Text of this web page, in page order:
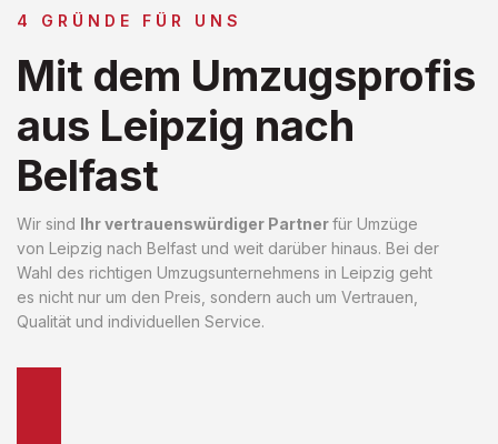
4 GRÜNDE FÜR UNS
Mit dem Umzugsprofis
aus Leipzig nach
Belfast
Wir sind Ihr vertrauenswürdiger Partnerfür Umzüge
von Leipzig nach Belfast und weit darüber hinaus. Bei der
Wahl des richtigen Umzugsunternehmens in Leipzig geht
es nicht nur um den Preis, sondern auch um Vertrauen,
Qualität und individuellen Service.